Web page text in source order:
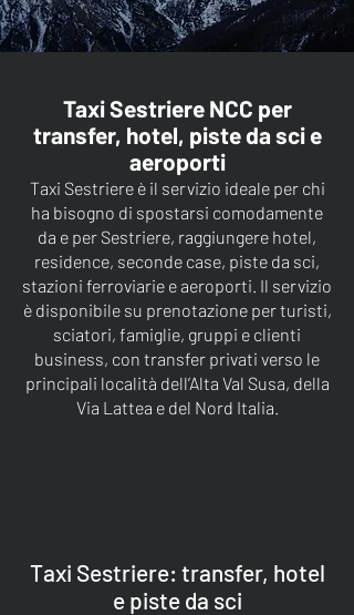
Taxi Sestriere NCC per
transfer, hotel, piste da sci e
aeroporti
Taxi Sestriere è il servizio ideale per chi
ha bisogno di spostarsi comodamente
da e per Sestriere, raggiungere hotel,
residence, seconde case, piste da sci,
stazioni ferroviarie e aeroporti. Il servizio
è disponibile su prenotazione per turisti,
sciatori, famiglie, gruppi e clienti
business, con transfer privati verso le
principali località dell’Alta Val Susa, della
Via Lattea e del Nord Italia.
Taxi Sestriere: transfer, hotel
e piste da sci